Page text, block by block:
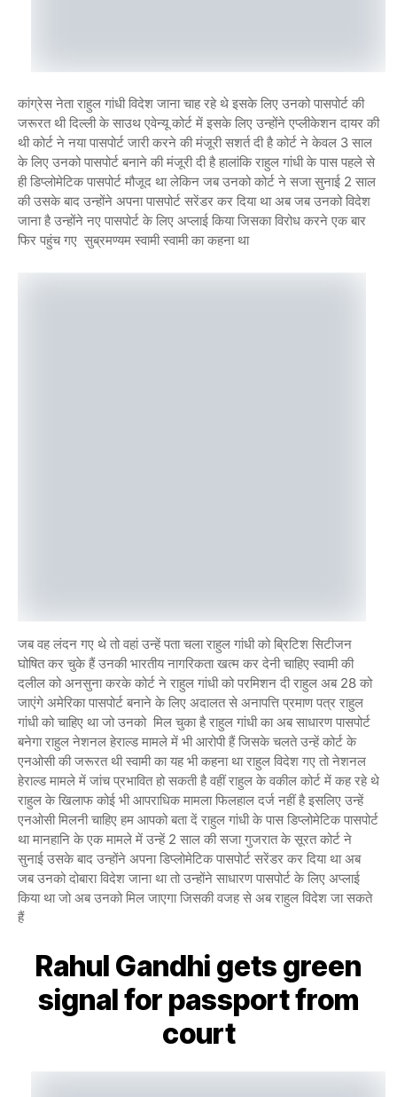
कांग्रेस नेता राहुल गांधी विदेश जाना चाह रहे थे इसके लिए उनको पासपोर्ट की
जरूरत थी दिल्ली के साउथ एवेन्यू कोर्ट में इसके लिए उन्होंने एप्लीकेशन दायर की
थी कोर्ट ने नया पासपोर्ट जारी करने की मंजूरी सशर्त दी है कोर्ट ने केवल 3 साल
के लिए उनको पासपोर्ट बनाने की मंजूरी दी है हालांकि राहुल गांधी के पास पहले से
ही डिप्लोमेटिक पासपोर्ट मौजूद था लेकिन जब उनको कोर्ट ने सजा सुनाई 2 साल
की उसके बाद उन्होंने अपना पासपोर्ट सरेंडर कर दिया था अब जब उनको विदेश
जाना है उन्होंने नए पासपोर्ट के लिए अप्लाई किया जिसका विरोध करने एक बार
फिर पहुंच गए सुब्रमण्यम स्वामी स्वामी का कहना था
जब वह लंदन गए थे तो वहां उन्हें पता चला राहुल गांधी को ब्रिटिश सिटीजन
घोषित कर चुके हैं उनकी भारतीय नागरिकता खत्म कर देनी चाहिए स्वामी की
दलील को अनसुना करके कोर्ट ने राहुल गांधी को परमिशन दी राहुल अब 28 को
जाएंगे अमेरिका पासपोर्ट बनाने के लिए अदालत से अनापत्ति प्रमाण पत्र राहुल
गांधी को चाहिए था जो उनको मिल चुका है राहुल गांधी का अब साधारण पासपोर्ट
बनेगा राहुल नेशनल हेराल्ड मामले में भी आरोपी हैं जिसके चलते उन्हें कोर्ट के
एनओसी की जरूरत थी स्वामी का यह भी कहना था राहुल विदेश गए तो नेशनल
हेराल्ड मामले में जांच प्रभावित हो सकती है वहीं राहुल के वकील कोर्ट में कह रहे थे
राहुल के खिलाफ कोई भी आपराधिक मामला फिलहाल दर्ज नहीं है इसलिए उन्हें
एनओसी मिलनी चाहिए हम आपको बता दें राहुल गांधी के पास डिप्लोमेटिक पासपोर्ट
था मानहानि के एक मामले में उन्हें 2 साल की सजा गुजरात के सूरत कोर्ट ने
सुनाई उसके बाद उन्होंने अपना डिप्लोमेटिक पासपोर्ट सरेंडर कर दिया था अब
जब उनको दोबारा विदेश जाना था तो उन्होंने साधारण पासपोर्ट के लिए अप्लाई
किया था जो अब उनको मिल जाएगा जिसकी वजह से अब राहुल विदेश जा सकते
हैं
Rahul Gandhi gets green
signal for passport from
court